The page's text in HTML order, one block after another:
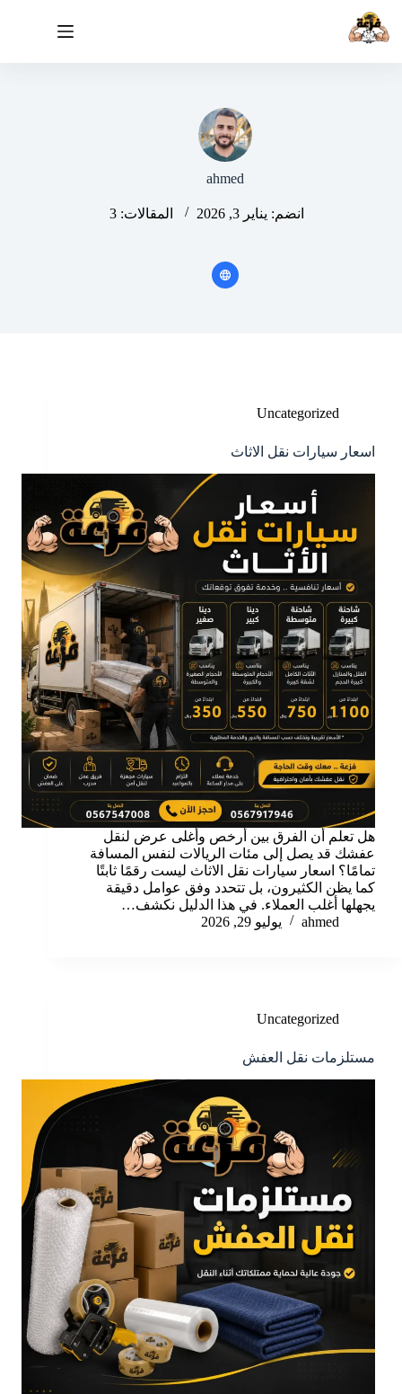
إلى
المحتوى
ahmed
انضم: يناير 3, 2026 المقالات: 3
Uncategorized
اسعار سيارات نقل الاثاث
هل تعلم أن الفرق بين أرخص وأغلى عرض لنقل
عفشك قد يصل إلى مئات الريالات لنفس المسافة
تمامًا؟ اسعار سيارات نقل الاثاث ليست رقمًا ثابتًا
كما يظن الكثيرون، بل تتحدد وفق عوامل دقيقة
يجهلها أغلب العملاء. في هذا الدليل نكشف…
ahmed
يوليو 29, 2026
Uncategorized
مستلزمات نقل العفش